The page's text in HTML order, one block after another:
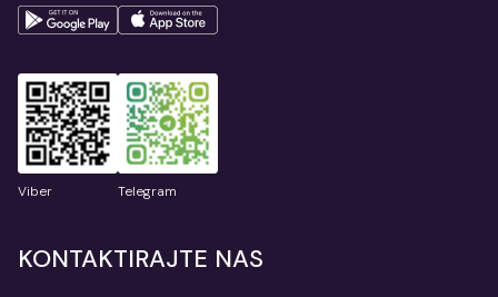
Viber Telegram
KONTAKTIRAJTE NAS